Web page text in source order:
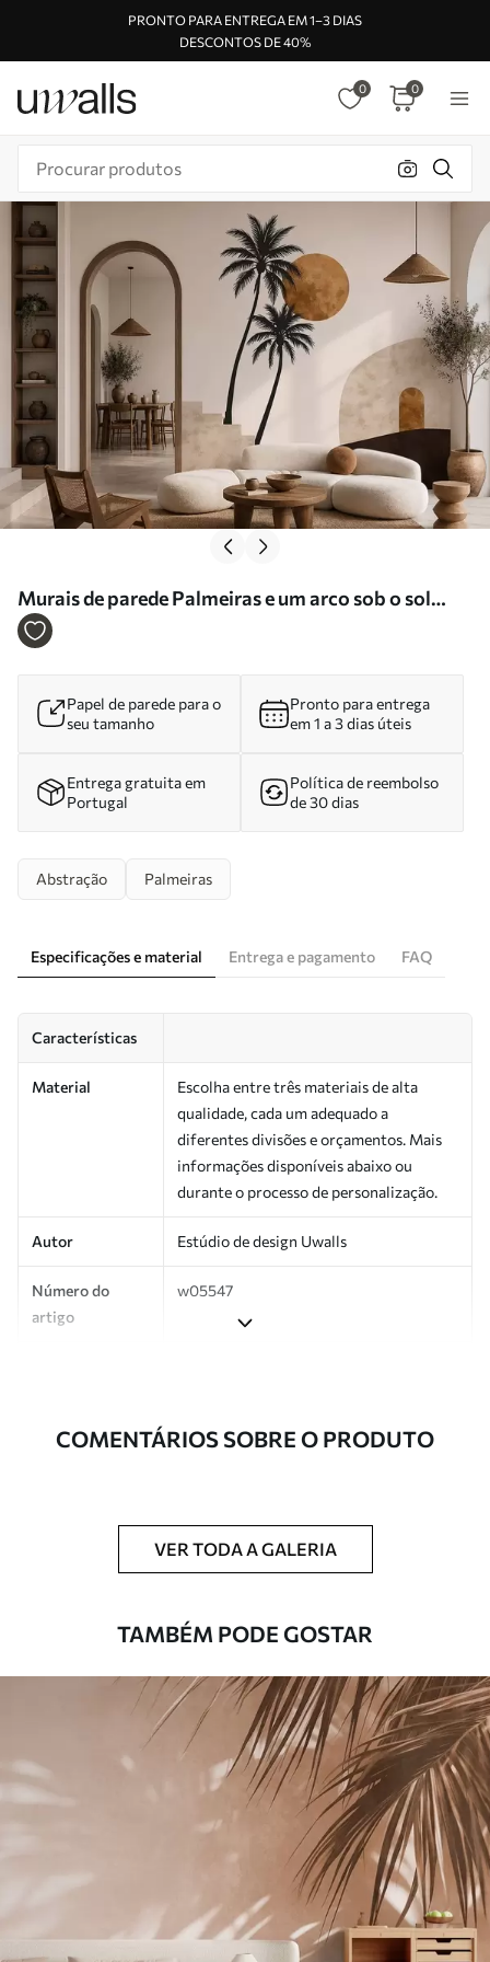
PRONTO PARA ENTREGA EM 1–3 DIAS
DESCONTOS DE 40%
0 0
Murais de parede Palmeiras e um arco sob o sol
quente Nr. w05547
Papel de parede para o
seu tamanho
Pronto para entrega
em 1 a 3 dias úteis
Entrega gratuita em
Portugal
Política de reembolso
de 30 dias
Abstração Palmeiras
Especificações e material Entrega e pagamento FAQ
Características
Material
Escolha entre três materiais de alta
qualidade, cada um adequado a
diferentes divisões e orçamentos. Mais
informações disponíveis abaixo ou
durante o processo de personalização.
Autor Estúdio de design Uwalls
Número do
artigo
w05547
rolos de até 50 cm de largura.
revestimento de verniz podem ser limpos
com água.
Aplicação perfeita
Materiais disponíveis
Premium
COMENTÁRIOS SOBRE O PRODUTO
VER TODA A GALERIA
TAMBÉM PODE GOSTAR